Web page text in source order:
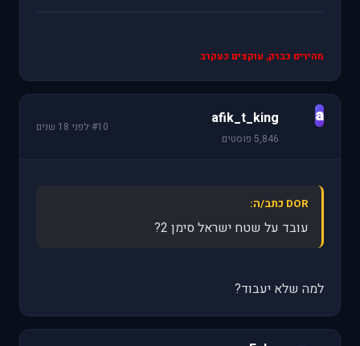
מהירים כברק, עוקצים כעקרב
a
afik_t_king
5,846 פוסטים
#10
·לפני 18 שנים
DOR כתב/ה:
עובד על שטח ישראל סימן 2?
למה שלא יעבוד?